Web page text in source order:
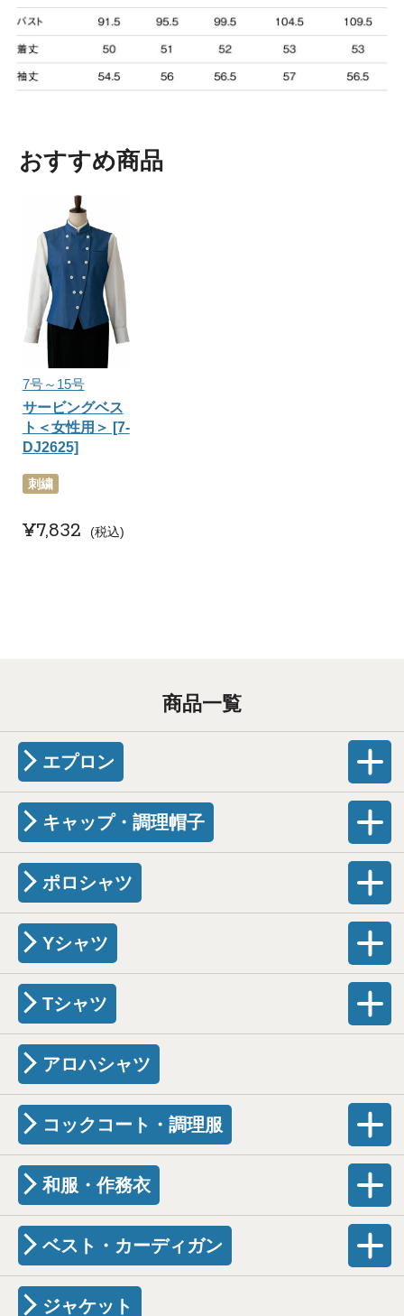
おすすめ商品
7号～15号
サービングベス
ト＜女性用＞ [7-
DJ2625]
刺繍
¥7,832 税込
商品一覧
エプロン
キャップ・調理帽子
ポロシャツ
Yシャツ
Tシャツ
アロハシャツ
コックコート・調理服
和服・作務衣
ベスト・カーディガン
ジャケット